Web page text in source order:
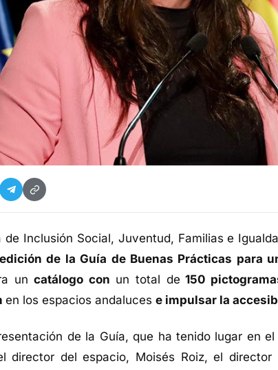
de Inclusión Social, Juventud, Familias e
de la Guía de Buenas Prácticas para
uncatálogo con un total de 150
en los espacios andaluces e impulsar la
de la Guía, que ha tenido lugar en
director del espacio, Moisés Roiz, el